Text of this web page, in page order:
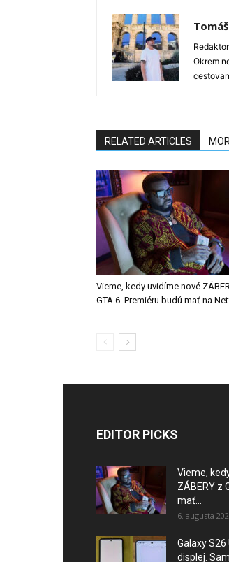
Okrem
RELATED ARTICLES
Vieme, kedy uvidíme nové
GTA 6. Premiéru budú mať na
EDITOR PICKS
Vieme,
ZÁBERY z
mať...
6. augusta
Galaxy S26
displej.